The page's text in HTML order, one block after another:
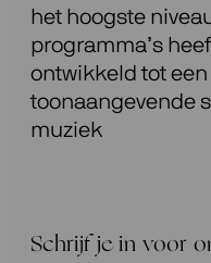
het hoogste
programma’s
ontwikkeld tot
toonaangevende
muziek
Schrijf je in voor